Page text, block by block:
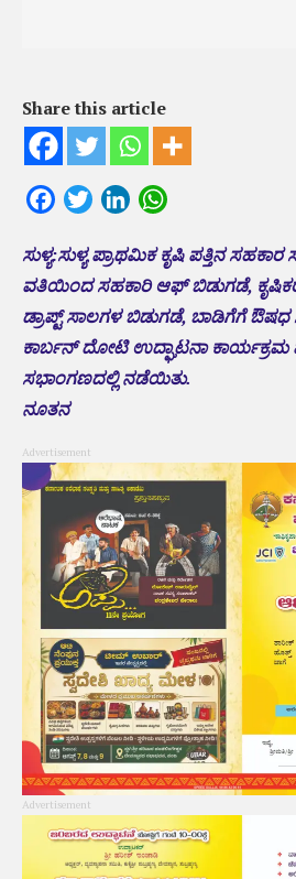
Share this article
FacebookTwitterLinkedIn
ಸುಳ್ಯ:ಸುಳ್ಯ ಪ್ರಾಥಮಿಕ ಕೃಷಿ ಪತ್ತಿನ
ವತಿಯಿಂದ ಸಹಕಾರಿ ಆಫ್ ಬಿಡುಗಡೆ, ಕೃಷಿಕರ
ಡ್ರಾಪ್ಟ್ ಸಾಲಗಳ ಬಿಡುಗಡೆ, ಬಾಡಿಗೆಗೆ
ಕಾರ್ಬನ್ ದೋಟಿ ಉದ್ಘಾಟನಾ ಕಾರ್ಯಕ್ರಮ
ಸಭಾಂಗಣದಲ್ಲಿ ನಡೆಯಿತು.
ನೂತನ
Advertisement
Advertisement